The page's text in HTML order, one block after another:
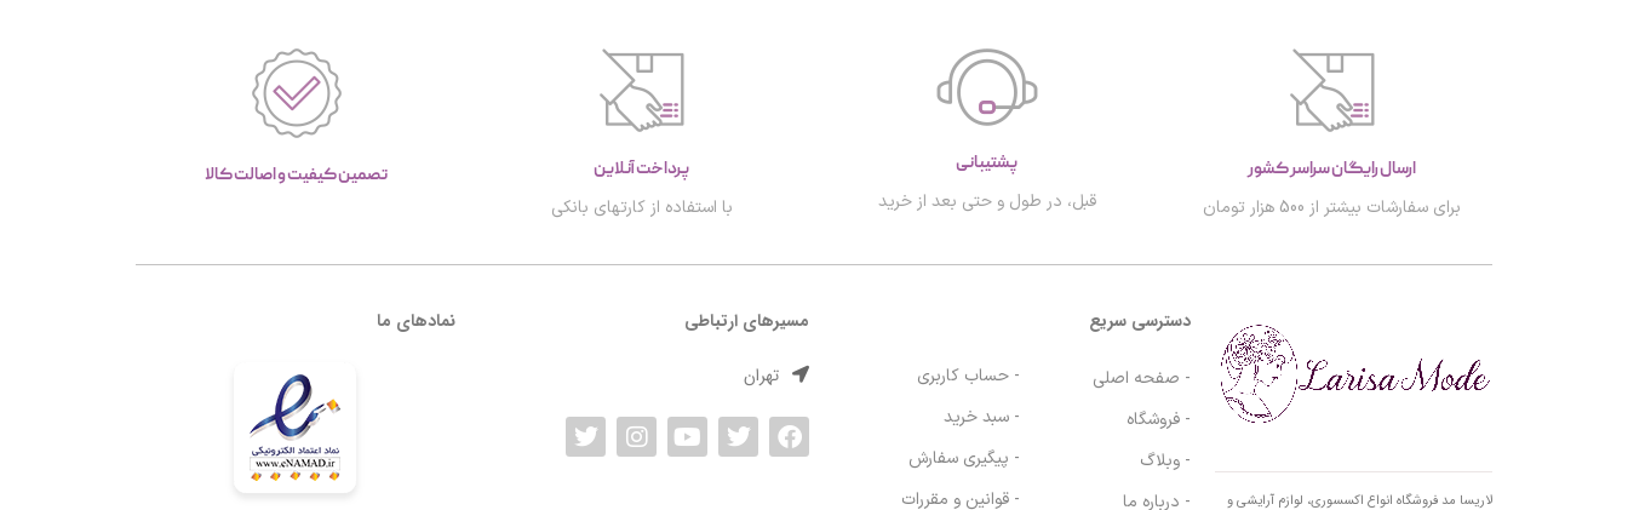
ارسال رایگان سراسر کشور
برای سفارشات بیشتر از 500 هزار تومان
پشتیبانی
قبل، در طول و حتی بعد از خرید
پرداخت آنلاین
با استفاده از کارتهای بانکی
تصمین کیفیت و اصالت کالا
لاریسا مد فروشگاه انواع اکسسوری، لوازم آرایشی و
دسترسی سریع
- صفحه اصلی
- فروشگاه
- وبلاگ
- درباره ما
- حساب کاربری
- سبد خرید
- پیگیری سفارش
- قوانین و مقررات
مسیرهای ارتباطی
تهران
نمادهای ما